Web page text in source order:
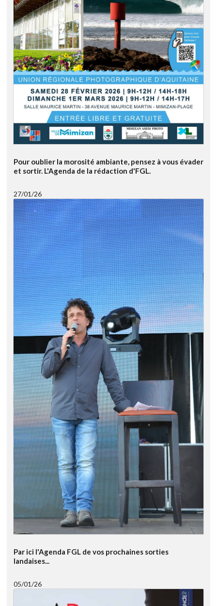
Pour oublier la morosité ambiante, pensez à vous évader
et sortir. L'Agenda de la rédaction d'FGL.
27/01/26
Par ici l'Agenda FGL de vos prochaines sorties
landaises...
05/01/26